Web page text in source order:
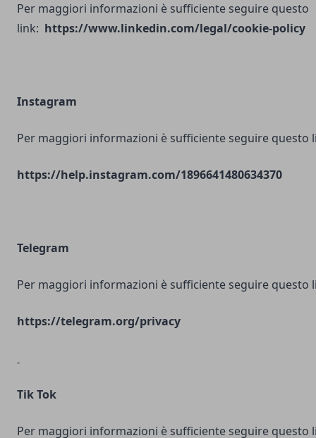
Per maggiori informazioni è sufficiente seguire questo
link: https://www.linkedin.com/legal/cookie-policy
Instagram
Per maggiori informazioni è sufficiente seguire questo
https://help.instagram.com/1896641480634370
Telegram
Per maggiori informazioni è sufficiente seguire questo
https://telegram.org/privacy
Tik Tok
Per maggiori informazioni è sufficiente seguire questo